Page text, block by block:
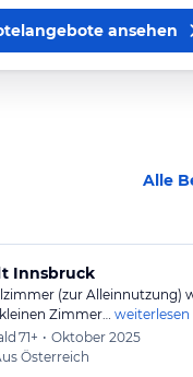
ansehen
Alle
Innsbruck
(zur Alleinnutzung)
Zimmer… weiterlesen
71+ • Oktober 2025
Österreich